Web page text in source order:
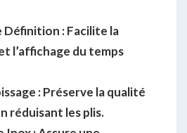
Définition :Facilite la
l’affichage du temps
:Préserve la qualité
réduisant les plis.